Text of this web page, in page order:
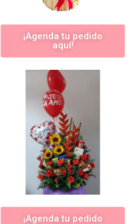
¡Agenda tu pedido
aquí!
¡Agenda tu pedido